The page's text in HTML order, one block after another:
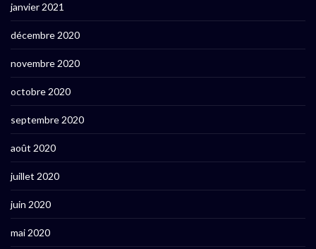
janvier 2021
décembre 2020
novembre 2020
octobre 2020
septembre 2020
août 2020
juillet 2020
juin 2020
mai 2020